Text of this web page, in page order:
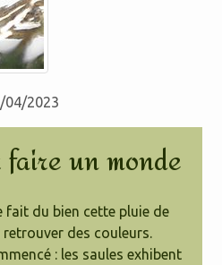
04/2023
un monde
fait du bien cette pluie de
des couleurs.
: les saules exhibent